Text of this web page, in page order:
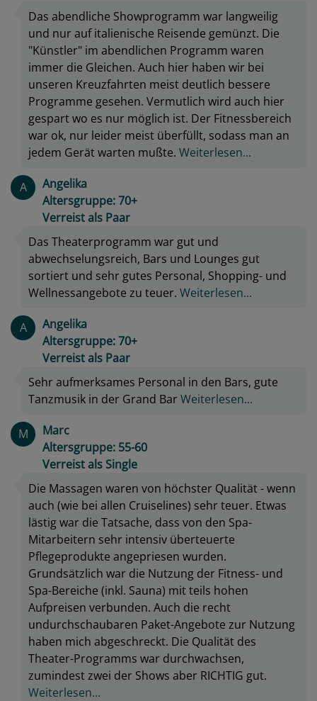
Das abendliche Showprogramm war langweilig
und nur auf italienische Reisende gemünzt. Die
"Künstler" im abendlichen Programm waren
immer die Gleichen. Auch hier haben wir bei
unseren Kreuzfahrten meist deutlich bessere
Programme gesehen. Vermutlich wird auch hier
gespart wo es nur möglich ist. Der Fitnessbereich
war ok, nur leider meist überfüllt, sodass man an
jedem Gerät warten mußte. Weiterlesen...
A
Angelika
Altersgruppe: 70+
Verreist als Paar
Das Theaterprogramm war gut und
abwechselungsreich, Bars und Lounges gut
sortiert und sehr gutes Personal, Shopping- und
Wellnessangebote zu teuer. Weiterlesen...
A
Angelika
Altersgruppe: 70+
Verreist als Paar
Sehr aufmerksames Personal in den Bars, gute
Tanzmusik in der Grand BarWeiterlesen...
M
Marc
Altersgruppe: 55-60
Verreist als Single
Die Massagen waren von höchster Qualität - wenn
auch (wie bei allen Cruiselines) sehr teuer. Etwas
lästig war die Tatsache, dass von den Spa-
Mitarbeitern sehr intensiv überteuerte
Pflegeprodukte angepriesen wurden.
Grundsätzlich war die Nutzung der Fitness- und
Spa-Bereiche (inkl. Sauna) mit teils hohen
Aufpreisen verbunden. Auch die recht
undurchschaubaren Paket-Angebote zur Nutzung
haben mich abgeschreckt. Die Qualität des
Theater-Programms war durchwachsen,
zumindest zwei der Shows aber RICHTIG gut.
Weiterlesen...